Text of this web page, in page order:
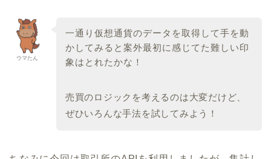
ウマたん
一通り仮想通貨のデータを取得して手を動
かしてみると案外最初に感じてた難しい印
象はとれたかな！
売買のロジックを考えるのは大変だけど、
ぜひいろんな手法を試してみよう！